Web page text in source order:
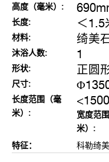
高度（毫米）:
长度: ＜1.5
材料: 绮美
沐浴人数: 1
形状: 正圆
尺寸:
长度范围（毫
米）:
宽度范
米）:
特征： 科勒绮